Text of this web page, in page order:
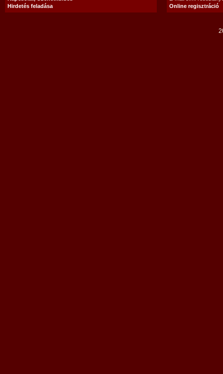
Hirdetés feladása
Online regisztráció